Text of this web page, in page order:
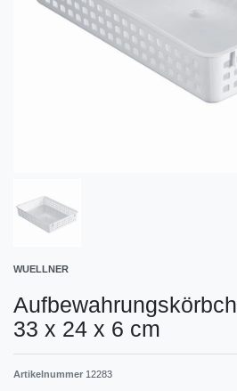
WUELLNER
33 x 24 x 6 cm
Artikelnummer 12283